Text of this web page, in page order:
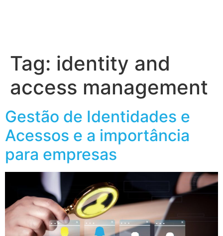
Tag: identity and
access management
Gestão de Identidades e
Acessos e a importância
para empresas